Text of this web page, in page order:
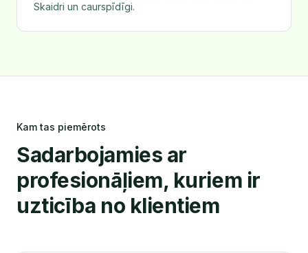
Skaidri un caurspīdīgi.
Kam tas piemērots
Sadarbojamies ar
profesionāļiem, kuriem ir
uzticība no klientiem